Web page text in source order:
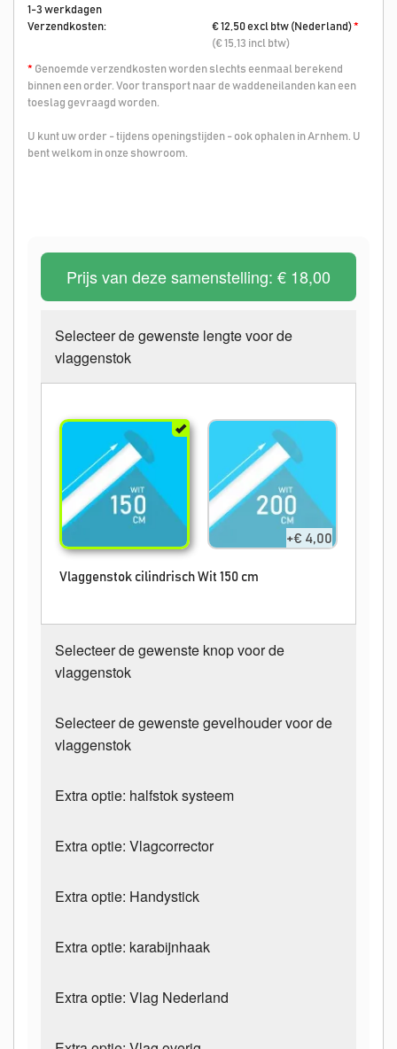
1-3 werkdagen
Verzendkosten:
€ 12,50 excl btw (Nederland)*
(€ 15,13 incl btw)
* Genoemde verzendkosten worden slechts eenmaal berekend
binnen een order. Voor transport naar de waddeneilanden kan een
toeslag gevraagd worden.
U kunt uw order - tijdens openingstijden - ook ophalen in Arnhem. U
bent welkom in onze showroom.
Prijs van deze samenstelling: € 18,00
Selecteer de gewenste lengte voor de
vlaggenstok
+€ 4,00
Vlaggenstok cilindrisch Wit 150 cm
Selecteer de gewenste knop voor de
vlaggenstok
Selecteer de gewenste gevelhouder voor de
vlaggenstok
Extra optie: halfstok systeem
Extra optie: Vlagcorrector
Extra optie: Handystick
Extra optie: karabijnhaak
Extra optie: Vlag Nederland